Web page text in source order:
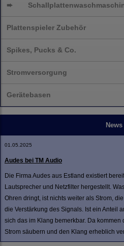
➨ Schallplatten
Plattenspieler Zubehör
Spikes, Pucks & Co.
Stromversorgung
Gerätebasen
News
01.05.2025
Audes bei TM Audio
Die Firma Audes aus Estland existiert
Lautsprecher und Netzfilter hergestellt.
Ohren dringt, ist nichts weiter als Strom,
die Verstärkung des Signals. Ist ein Anteil
sich das im Klang bemerkbar. Da
Strom säubern und den Klang erheblich